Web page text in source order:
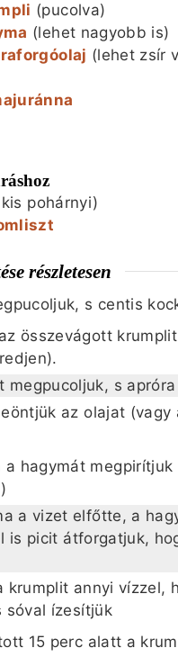
(pucolva)
(lehet nagyobb is)
(lehet zsír
pohárnyi)
részletesen
s centis
összevágott
megpucoljuk, s
az olajat
a hagymát
a vizet elfőtte, a
is picit átforgatjuk,
krumplit annyi vízzel,
sóval ízesítjük
15 perc alatt a